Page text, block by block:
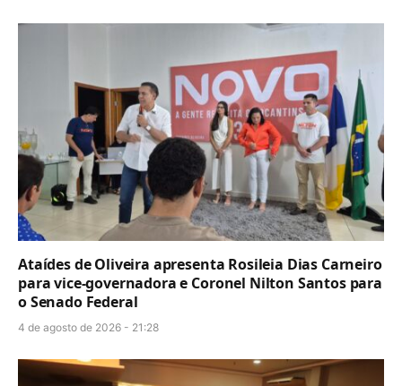
Ataídes de Oliveira apresenta Rosileia Dias Carneiro
para vice-governadora e Coronel Nilton Santos para
o Senado Federal
4 de agosto de 2026 - 21:28